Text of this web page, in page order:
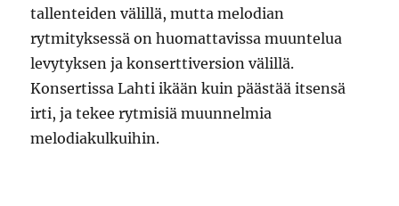
tallenteiden välillä, mutta melodian
rytmityksessä on huomattavissa muuntelua
levytyksen ja konserttiversion välillä.
Konsertissa Lahti ikään kuin päästää itsensä
irti, ja tekee rytmisiä muunnelmia
melodiakulkuihin.